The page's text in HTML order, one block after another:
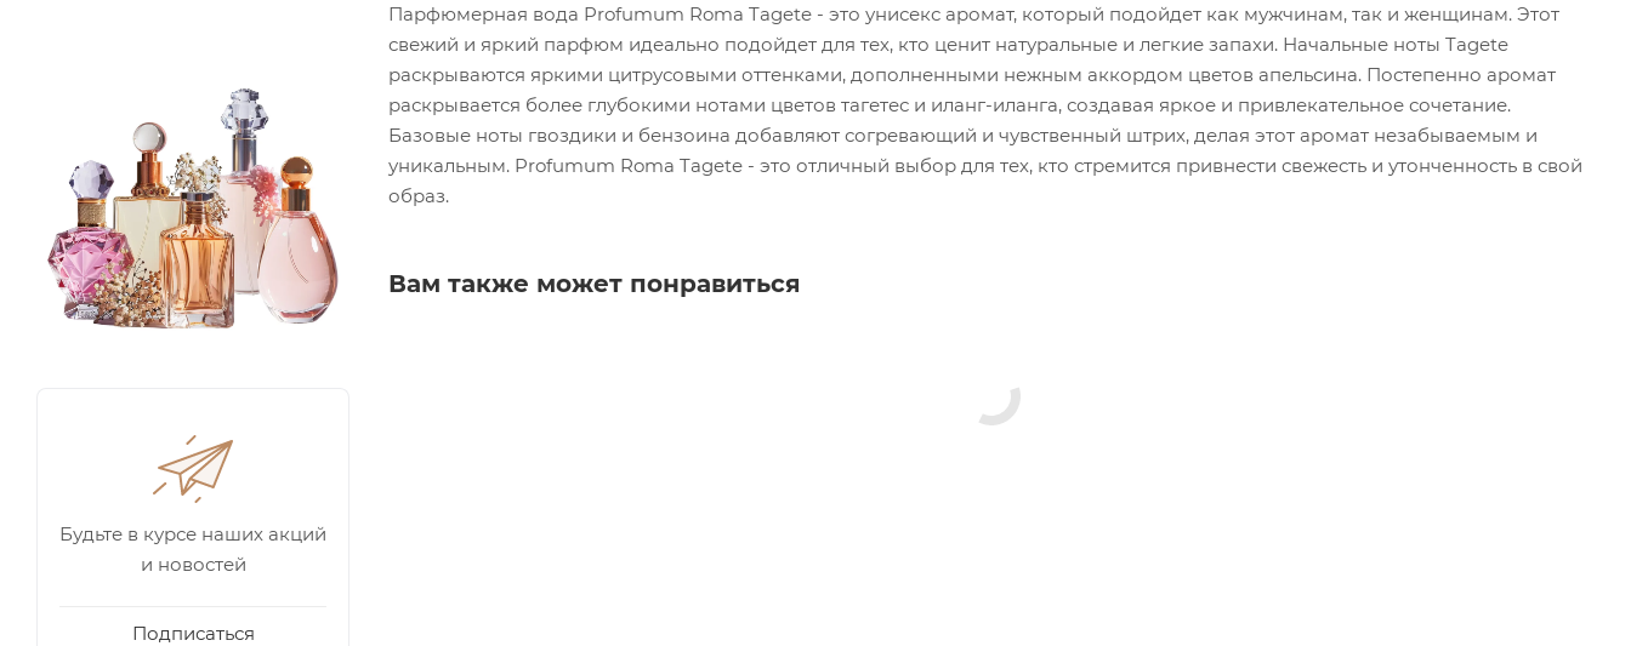
Парфюмерная вода Profumum Roma Tagete - это унисекс аромат, который подойдет как мужчинам, так и женщинам. Этот
свежий и яркий парфюм идеально подойдет для тех, кто ценит натуральные и легкие запахи. Начальные ноты Tagete
раскрываются яркими цитрусовыми оттенками, дополненными нежным аккордом цветов апельсина. Постепенно аромат
раскрывается более глубокими нотами цветов тагетес и иланг-иланга, создавая яркое и привлекательное сочетание.
Базовые ноты гвоздики и бензоина добавляют согревающий и чувственный штрих, делая этот аромат незабываемым и
уникальным. Profumum Roma Tagete - это отличный выбор для тех, кто стремится привнести свежесть и утонченность в свой
образ.
Вам также может понравиться
Будьте в курсе наших акций
и новостей
Подписаться